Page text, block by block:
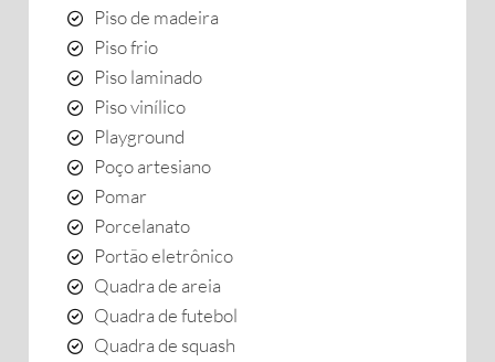
Piso de madeira
Piso frio
Piso laminado
Piso vinílico
Playground
Poço artesiano
Pomar
Porcelanato
Portão eletrônico
Quadra de areia
Quadra de futebol
Quadra de squash